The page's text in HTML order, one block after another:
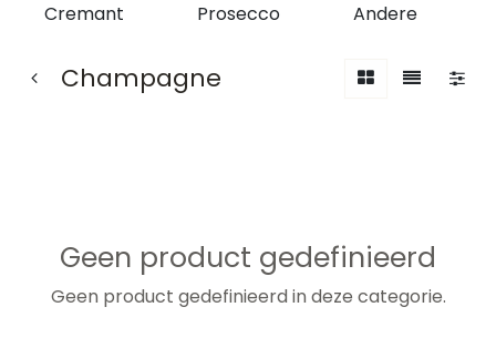
Cremant
Prosecco Andere
Champagne
Geen product gedefinieerd
Geen product gedefinieerd in deze categorie.